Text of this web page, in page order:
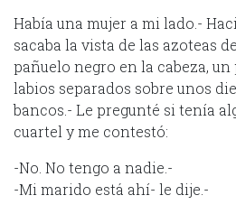
Había una mujer a mi lado.-
sacaba la vista de las azoteas
pañuelo negro en la cabeza,
labios separados sobre unos
bancos.- Le pregunté si tenía
cuartel y me contestó:
-No. No tengo a nadie.-
-Mi marido está ahí- le dije.-